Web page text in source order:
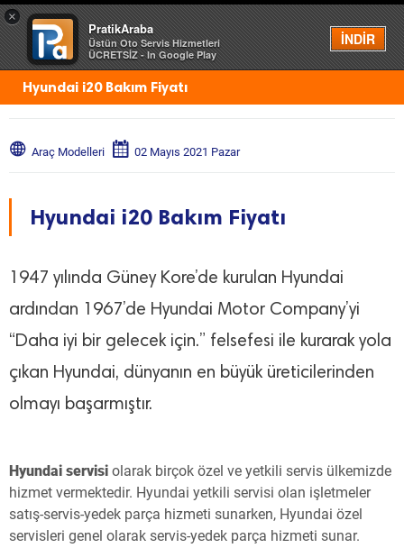
×
PratikAraba
Üstün Oto Servis Hizmetleri
ÜCRETSİZ - In Google Play
İNDİR
Menü
Hyundai i20 Bakım Fiyatı
Araç Modelleri 02 Mayıs 2021 Pazar
Hyundai i20 Bakım Fiyatı
1947 yılında Güney Kore’de kurulan Hyundai
ardından 1967’de Hyundai Motor Company’yi
“Daha iyi bir gelecek için.” felsefesi ile kurarak yola
çıkan Hyundai, dünyanın en büyük üreticilerinden
olmayı başarmıştır.
Hyundai servisi olarak birçok özel ve yetkili servis ülkemizde
hizmet vermektedir. Hyundai yetkili servisi olan işletmeler
satış-servis-yedek parça hizmeti sunarken, Hyundai özel
servisleri genel olarak servis-yedek parça hizmeti sunar.